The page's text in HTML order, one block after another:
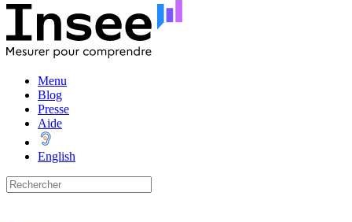
Menu
Blog
Presse
Aide
English